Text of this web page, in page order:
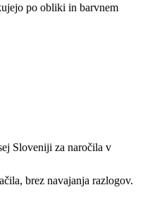
po obliki in barvnem
Sloveniji za naročila v
brez navajanja razlogov.